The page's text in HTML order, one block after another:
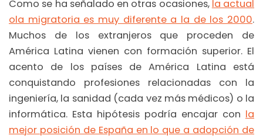
Como se ha señalado en otras ocasiones, la actual
ola migratoria es muy diferente a la de los 2000.
Muchos de los extranjeros que proceden de
América Latina vienen con formación superior. El
acento de los países de América Latina está
conquistando profesiones relacionadas con la
ingeniería, la sanidad (cada vez más médicos) o la
informática. Esta hipótesis podría encajar con la
mejor posición de España en lo que a adopción de